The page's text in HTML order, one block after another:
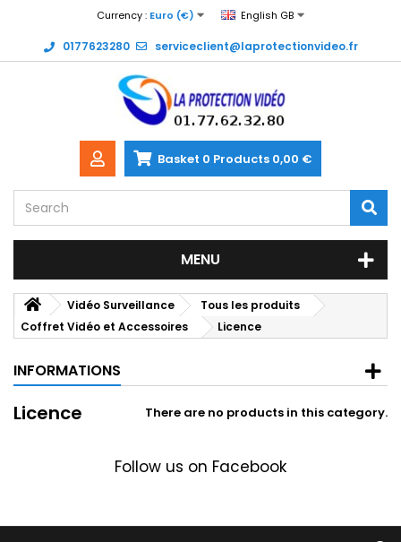
Currency : Euro (€) English GB
0177623280 serviceclient@laprotectionvideo.fr
Basket 0 Products 0,00 €
MENU
Vidéo Surveillance
Tous les produits
Coffret Vidéo et Accessoires
Licence
INFORMATIONS
Licence There are no products in this category.
Follow us on Facebook